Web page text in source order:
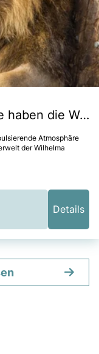
Stuttgart oder Wilhelma - Sie haben die Wahl!
Atmosphäre
der Wilhelma
Details